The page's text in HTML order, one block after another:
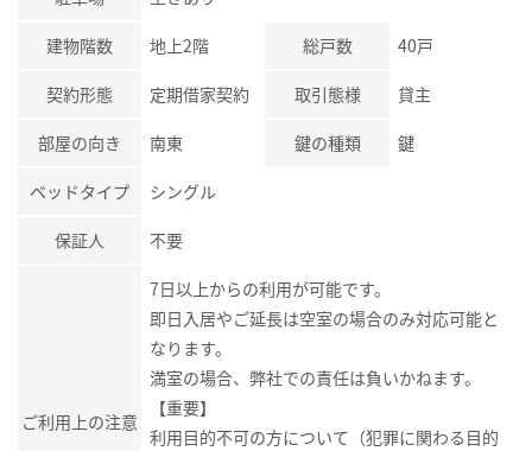
建物階数 地上2階 総戸数 40戸
契約形態 定期借家契約 取引態様 貸主
部屋の向き 南東 鍵の種類 鍵
ベッドタイプ シングル
保証人 不要
ご利用上の注意
7日以上からの利用が可能です。
即日入居やご延長は空室の場合のみ対応可能と
なります。
満室の場合、弊社での責任は負いかねます。
【重要】
利用目的不可の方について（犯罪に関わる目的